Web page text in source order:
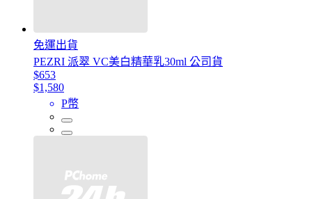
免運出貨
PEZRI 派翠 VC美白精華乳30ml 公司貨
$653
$1,580
P幣